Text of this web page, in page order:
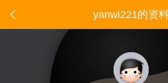
yanwi221的资